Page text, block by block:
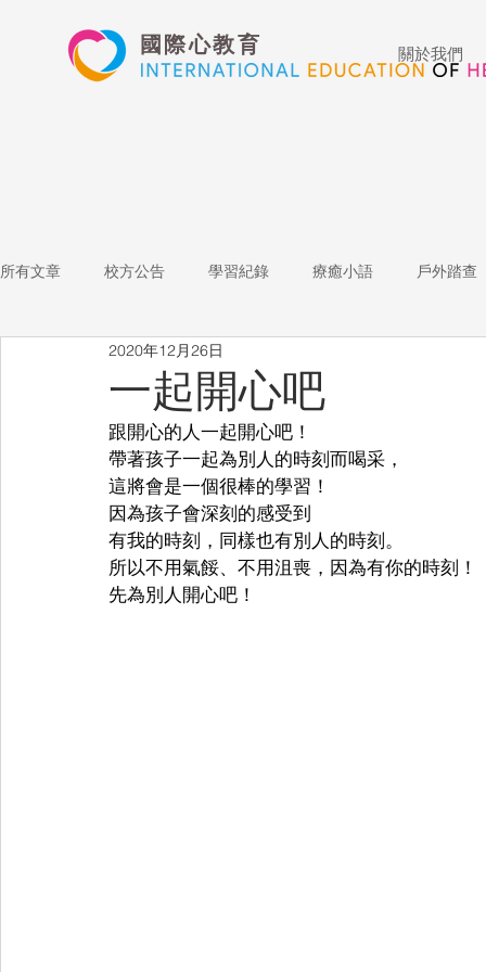
國際心教育 關於我們
所有文章 校方公告 學習紀錄 療癒小語 戶外踏查
表演藝術
心文藝競賽 國際教育 Star of the Week
一起開心吧
2020年12月26日
跟開心的人一起開心吧！
帶著孩子一起為別人的時刻而喝采，
這將會是一個很棒的學習！
因為孩子會深刻的感受到
有我的時刻，同樣也有別人的時刻。
所以不用氣餒、不用沮喪，因為有你的時刻！
先為別人開心吧！